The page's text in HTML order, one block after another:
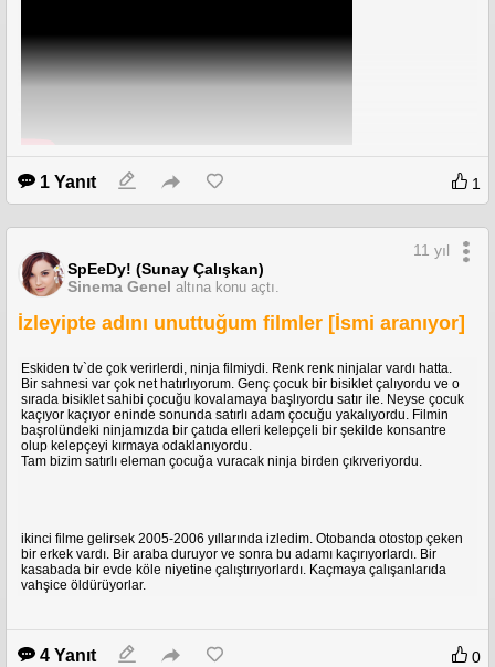
Adım adım yapılması gerekenleri anlatayım;
1. Erişilebilirlik tıklayarak "Anahtar Erişimi"`ne tıklayarak açın ve gelen
pencerede "Tamam"`a basın.
2. Sağ alttan "Ayarlar" düğmesine basarak ekranın en altındaki "key combo
for OVERVIEW"`e tıklayarak telefonun arkasında ses kısma düğmesine
basınız. Bu işlem ses kısma düğmesine bastığımızda telefonun "kare"
tuşundaki gibi arka planda çalışan uygulamaları gösterdiği ekrana
geçişimizi sağlayacak.
3. Yukarıdaki işlemleri yaptığınızda geri tuşu ile açılış sayfasına gelin, Acil
4. Açılan ekranda internet tarayıcısına girerek aşağıdaki linkten Shortcut.apk
dosyasını telefonunuza indirin.
https://www.mediafire.com/view/w31qhed1j162thg/Shortcut.apk
1 Yanıt 1
SpEeDy! (Sunay Çalışkan)
Sinema Genel altına konu açtı.
11 yıl
İzleyipte adını unuttuğum filmler [İsmi aranıyor]
Eskiden tv`de çok verirlerdi, ninja filmiydi. Renk renk ninjalar vardı hatta.
Bir sahnesi var çok net hatırlıyorum. Genç çocuk bir bisiklet çalıyordu ve o
sırada bisiklet sahibi çocuğu kovalamaya başlıyordu satır ile. Neyse çocuk
kaçıyor kaçıyor eninde sonunda satırlı adam çocuğu yakalıyordu. Filmin
başrolündeki ninjamızda bir çatıda elleri kelepçeli bir şekilde konsantre
olup kelepçeyi kırmaya odaklanıyordu.
Tam bizim satırlı eleman çocuğa vuracak ninja birden çıkıveriyordu.
ikinci filme gelirsek 2005-2006 yıllarında izledim. Otobanda otostop çeken
bir erkek vardı. Bir araba duruyor ve sonra bu adamı kaçırıyorlardı. Bir
kasabada bir evde köle niyetine çalıştırıyorlardı. Kaçmaya çalışanlarıda
vahşice öldürüyorlar.
4 Yanıt 0